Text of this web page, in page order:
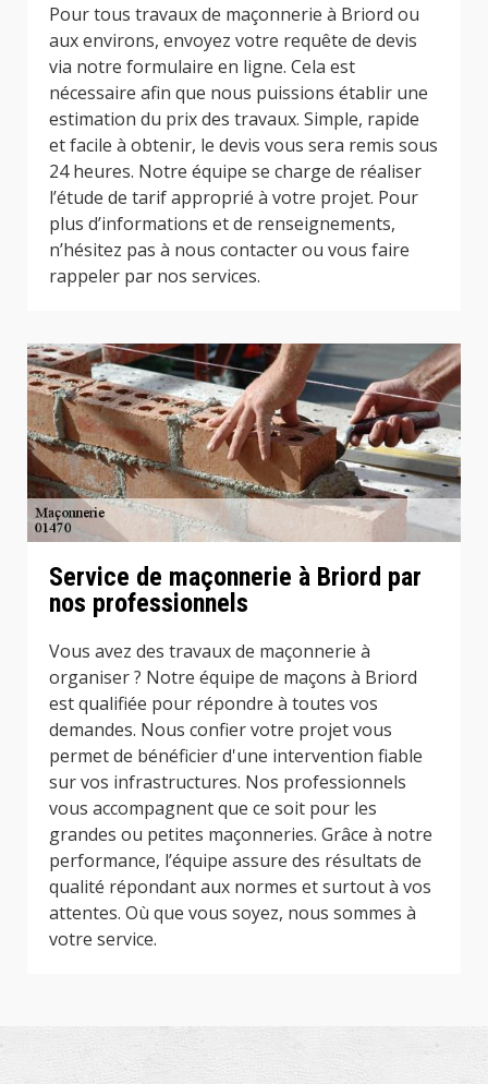
Pour tous travaux de maçonnerie à Briord ou
aux environs, envoyez votre requête de devis
via notre formulaire en ligne. Cela est
nécessaire afin que nous puissions établir une
estimation du prix des travaux. Simple, rapide
et facile à obtenir, le devis vous sera remis sous
24 heures. Notre équipe se charge de réaliser
l’étude de tarif approprié à votre projet. Pour
plus d’informations et de renseignements,
n’hésitez pas à nous contacter ou vous faire
rappeler par nos services.
Service de maçonnerie à Briord par
nos professionnels
Vous avez des travaux de maçonnerie à
organiser ? Notre équipe de maçons à Briord
est qualifiée pour répondre à toutes vos
demandes. Nous confier votre projet vous
permet de bénéficier d'une intervention fiable
sur vos infrastructures. Nos professionnels
vous accompagnent que ce soit pour les
grandes ou petites maçonneries. Grâce à notre
performance, l’équipe assure des résultats de
qualité répondant aux normes et surtout à vos
attentes. Où que vous soyez, nous sommes à
votre service.